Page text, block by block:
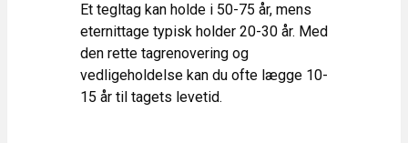
Et tegltag kan holde i 50-75 år, mens
eternittage typisk holder 20-30 år. Med
den rette tagrenovering og
vedligeholdelse kan du ofte lægge 10-
15 år til tagets levetid.